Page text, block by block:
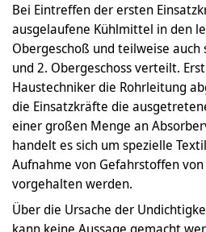
Bei Eintreffen der ersten
ausgelaufene Kühlmittel in den
Obergeschoß und teilweise auch
und 2. Obergeschoss verteilt.
Haustechniker die Rohrleitung
die Einsatzkräfte die
einer großen Menge an
handelt es sich um spezielle
Aufnahme von Gefahrstoffen
vorgehalten werden.
Über die Ursache der